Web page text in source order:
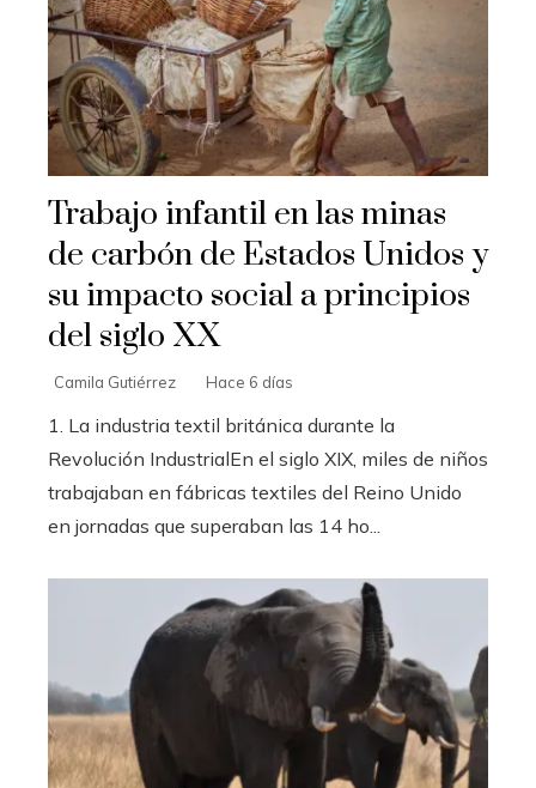
Trabajo infantil en las minas
de carbón de Estados Unidos y
su impacto social a principios
del siglo XX
Camila Gutiérrez Hace 6 días
1. La industria textil británica durante la
Revolución IndustrialEn el siglo XIX, miles de niños
trabajaban en fábricas textiles del Reino Unido
en jornadas que superaban las 14 ho...